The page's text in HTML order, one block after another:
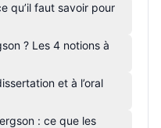
qu’il faut savoir pour
? Les 4 notions à
et à l’oral
: ce que les